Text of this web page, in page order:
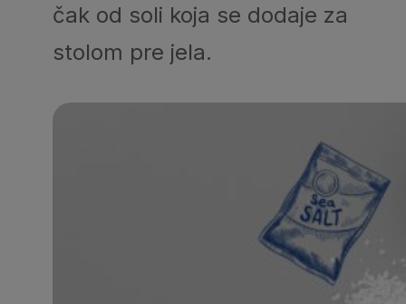
čak od soli koja se dodaje za
stolom pre jela.